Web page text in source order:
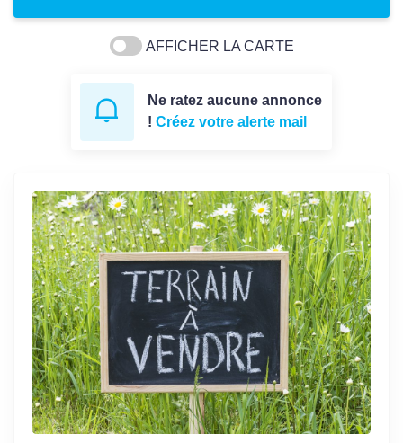
AFFICHER LA CARTE
Ne ratez aucune annonce
! Créez votre alerte mail